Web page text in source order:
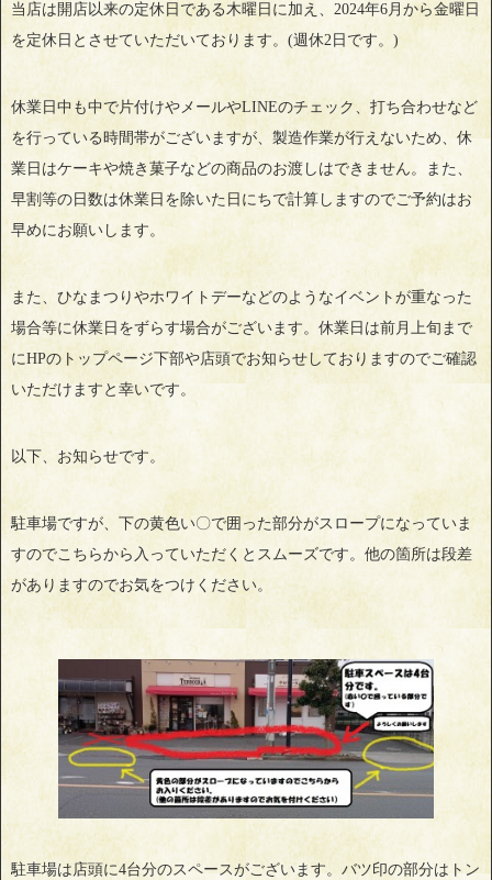
当店は開店以来の定休日である木曜日に加え、2024年6月から金曜日
を定休日とさせていただいております。(週休2日です。)
休業日中も中で片付けやメールやLINEのチェック、打ち合わせなど
を行っている時間帯がございますが、製造作業が行えないため、休
業日はケーキや焼き菓子などの商品のお渡しはできません。また、
早割等の日数は休業日を除いた日にちで計算しますのでご予約はお
早めにお願いします。
また、ひなまつりやホワイトデーなどのようなイベントが重なった
場合等に休業日をずらす場合がございます。休業日は前月上旬まで
にHPのトップページ下部や店頭でお知らせしておりますのでご確認
いただけますと幸いです。
以下、お知らせです。
駐車場ですが、下の黄色い〇で囲った部分がスロープになっていま
すのでこちらから入っていただくとスムーズです。他の箇所は段差
がありますのでお気をつけください。
駐車場は店頭に4台分のスペースがございます。バツ印の部分はトン